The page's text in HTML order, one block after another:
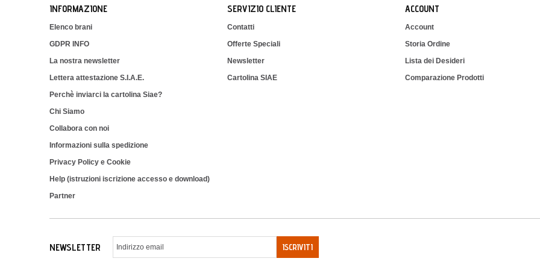
INFORMAZIONE
Elenco brani
GDPR INFO
La nostra newsletter
Lettera attestazione S.I.A.E.
Perchè inviarci la cartolina Siae?
Chi Siamo
Collabora con noi
Informazioni sulla spedizione
Privacy Policy e Cookie
Help (istruzioni iscrizione accesso e download)
Partner
SERVIZIO CLIENTE
Contatti
Offerte Speciali
Newsletter
Cartolina SIAE
ACCOUNT
Account
Storia Ordine
Lista dei Desideri
Comparazione Prodotti
NEWSLETTER ISCRIVITI